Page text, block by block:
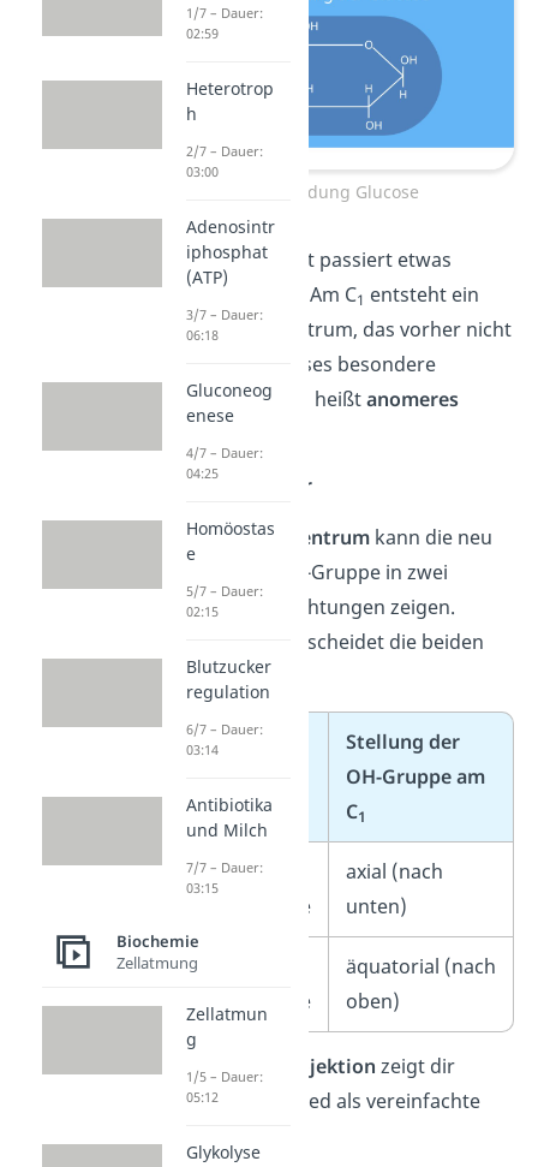
Ringbildung Glucose
An diesem Schritt passiert etwas
Entscheidendes: Am C1 entsteht ein
neues Stereozentrum, das vorher nicht
existiert hat. Dieses besondere
Kohlenstoffatom heißtanomeres
α- und β-Anomer
Amanomeren Zentrumkann die neu
entstandene OH-Gruppe in zwei
verschiedene Richtungen zeigen.
Genau das unterscheidet die beiden
Anomere:
Anomer
Stellung der
OH-Gruppe am
C1
α-D-
Glucopyranose
axial (nach
unten)
β-D-
Glucopyranose
äquatorial (nach
oben)
DieHaworth-Projektion zeigt dir
diesen Unterschied als vereinfachte
1/7 – Dauer:
02:59
Heterotrop
h
2/7 – Dauer:
03:00
Adenosintr
iphosphat
(ATP)
3/7 – Dauer:
06:18
Gluconeog
enese
4/7 – Dauer:
04:25
Homöostas
e
5/7 – Dauer:
02:15
Blutzucker
regulation
6/7 – Dauer:
03:14
Antibiotika
und Milch
7/7 – Dauer:
03:15
Biochemie
Zellatmung
Zellatmun
g
1/5 – Dauer:
05:12
Glykolyse